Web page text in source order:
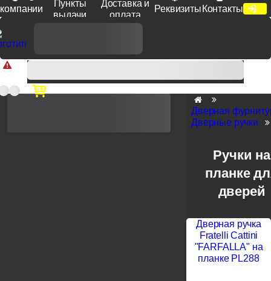
компании
Пункты
выдачи
Доставка и
оплата
Реквизиты Контакты
Доп. скидка от цен на сайте 7% при заказе от 50 тыс. руб
продукции Venezia, Fratelli, Tupai, Extreza, Melodia, Forme при
оплате по счету.
Дверная
Дверные ручки
Ручки на
планке
дверей
Дверная ручка
Fratelli Cattini
"FARFALLA" на
планке PL288